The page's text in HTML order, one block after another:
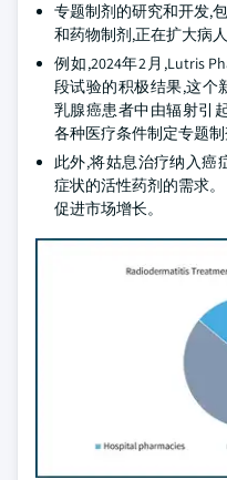
专题制剂的研究和开发,
和药物制剂,正在扩大病
例如,2024年2月,Lutris
段试验的积极结果,这个
乳腺癌患者中由辐射引
各种医疗条件制定专题
此外,将姑息治疗纳入癌
症状的活性药剂的需求
促进市场增长。